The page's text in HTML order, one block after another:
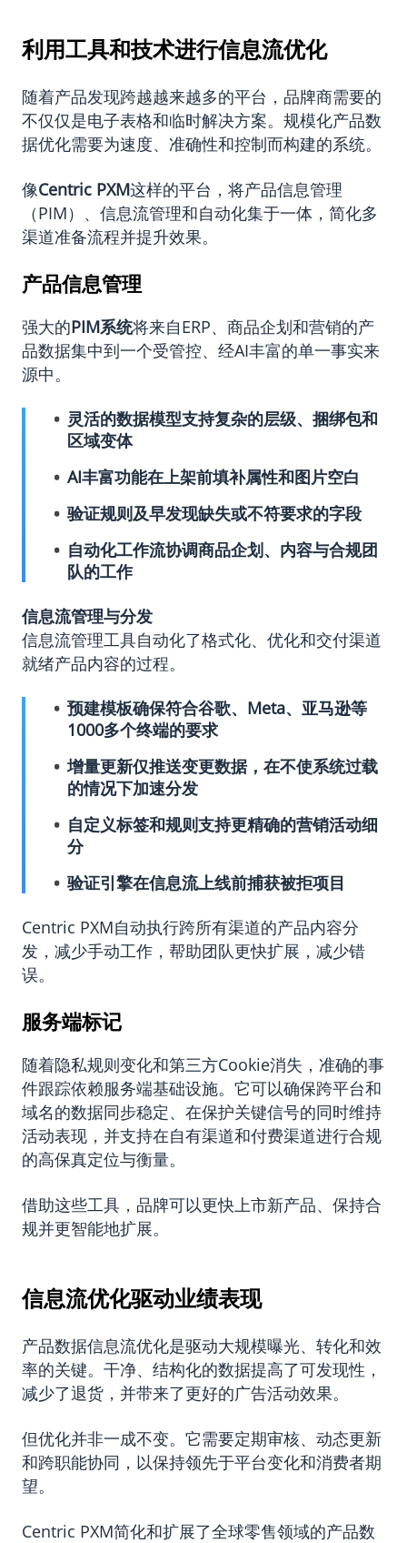
利用工具和技术进行信息流优化
随着产品发现跨越越来越多的平台，品牌商需要的
不仅仅是电子表格和临时解决方案。规模化产品数
据优化需要为速度、准确性和控制而构建的系统。
像Centric PXM这样的平台，将产品信息管理
（PIM）、信息流管理和自动化集于一体，简化多
渠道准备流程并提升效果。
产品信息管理
强大的PIM系统将来自ERP、商品企划和营销的产
品数据集中到一个受管控、经AI丰富的单一事实来
源中。
灵活的数据模型支持复杂的层级、捆绑包和
区域变体
AI丰富功能在上架前填补属性和图片空白
验证规则及早发现缺失或不符要求的字段
自动化工作流协调商品企划、内容与合规团
队的工作
信息流管理与分发
信息流管理工具自动化了格式化、优化和交付渠道
就绪产品内容的过程。
预建模板确保符合谷歌、Meta、亚马逊等
1000多个终端的要求
增量更新仅推送变更数据，在不使系统过载
的情况下加速分发
自定义标签和规则支持更精确的营销活动细
分
验证引擎在信息流上线前捕获被拒项目
Centric PXM自动执行跨所有渠道的产品内容分
发，减少手动工作，帮助团队更快扩展，减少错
误。
服务端标记
随着隐私规则变化和第三方Cookie消失，准确的事
件跟踪依赖服务端基础设施。它可以确保跨平台和
域名的数据同步稳定、在保护关键信号的同时维持
活动表现，并支持在自有渠道和付费渠道进行合规
的高保真定位与衡量。
借助这些工具，品牌可以更快上市新产品、保持合
规并更智能地扩展。
信息流优化驱动业绩表现
产品数据信息流优化是驱动大规模曝光、转化和效
率的关键。干净、结构化的数据提高了可发现性，
减少了退货，并带来了更好的广告活动效果。
但优化并非一成不变。它需要定期审核、动态更新
和跨职能协同，以保持领先于平台变化和消费者期
望。
Centric PXM简化和扩展了全球零售领域的产品数